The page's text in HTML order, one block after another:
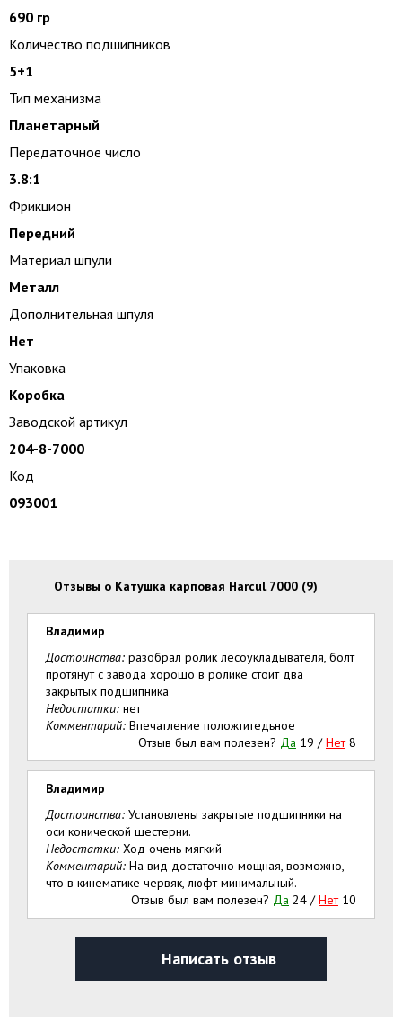
690 гр
Количество подшипников
5+1
Тип механизма
Планетарный
Передаточное число
3.8:1
Фрикцион
Передний
Материал шпули
Металл
Дополнительная шпуля
Нет
Упаковка
Коробка
Заводской артикул
204-8-7000
Код
093001
Отзывы о Катушка карповая Harcul 7000 (9)
Владимир
Достоинства: разобрал ролик лесоукладывателя, болт
протянут с завода хорошо в ролике стоит два
закрытых подшипника
Недостатки: нет
Комментарий: Впечатление положтитедьное
Отзыв был вам полезен? Да 19 /Нет 8
Владимир
Достоинства: Установлены закрытые подшипники на
оси конической шестерни.
Недостатки: Ход очень мягкий
Комментарий: На вид достаточно мощная, возможно,
что в кинематике червяк, люфт минимальный.
Отзыв был вам полезен? Да 24 /Нет 10
Написать отзыв